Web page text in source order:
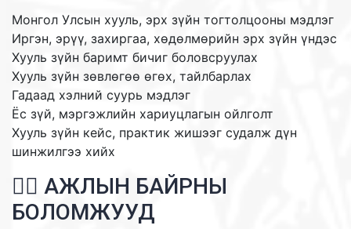
Монгол Улсын хууль, эрх зүйн тогтолцооны мэдлэг
Иргэн, эрүү, захиргаа, хөдөлмөрийн эрх зүйн үндэс
Хууль зүйн баримт бичиг боловсруулах
Хууль зүйн зөвлөгөө өгөх, тайлбарлах
Гадаад хэлний суурь мэдлэг
Ёс зүй, мэргэжлийн хариуцлагын ойлголт
Хууль зүйн кейс, практик жишээг судалж дүн
шинжилгээ хийх
🧑‍⚖️ АЖЛЫН БАЙРНЫ
БОЛОМЖУУД